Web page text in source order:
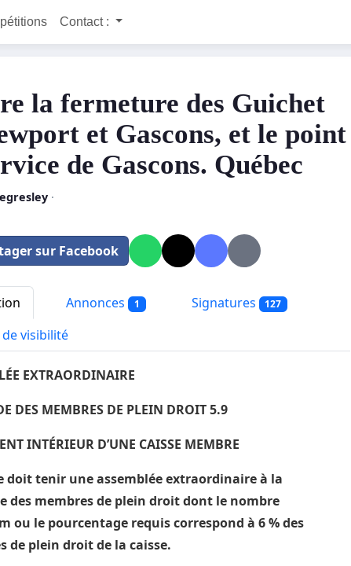
Contact :
la fermeture des Guichet
et Gascons, et le point
de Gascons. Québec
·
sur Facebook
Annonces 1 Signatures 127
de visibilité
EXTRAORDINAIRE
DES MEMBRES DE PLEIN DROIT 5.9
INTÉRIEUR D’UNE CAISSE MEMBRE
doit tenir une assemblée extraordinaire à la
des membres de plein droit dont le nombre
ou le pourcentage requis correspond à 6 % des
de plein droit de la caisse.